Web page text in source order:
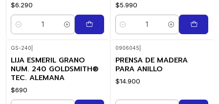
$6.290
Cantidad
$5.990
Cantidad
GS-240
LIJA ESMERIL GRANO
NUM. 240 GOLDSMITH®
TEC. ALEMANA
$690
0906045
PRENSA DE MADERA
PARA ANILLO
$14.900